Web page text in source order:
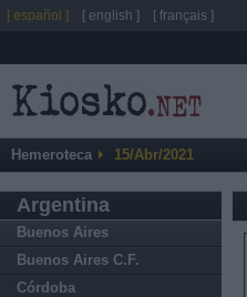
Hemeroteca 15/Abr/2021
Argentina
Buenos Aires
Buenos Aires C.F.
Córdoba
[ español ] [ english ] [ français ]